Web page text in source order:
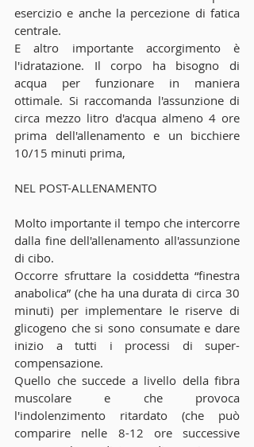
esercizio e anche la percezione di fatica
centrale.
E altro importante accorgimento è
l'idratazione. Il corpo ha bisogno di
acqua per funzionare in maniera
ottimale. Si raccomanda l'assunzione di
circa mezzo litro d'acqua almeno 4 ore
prima dell'allenamento e un bicchiere
10/15 minuti prima,
NEL POST-ALLENAMENTO
Molto importante il tempo che intercorre
dalla fine dell'allenamento all'assunzione
di cibo.
Occorre sfruttare la cosiddetta “finestra
anabolica” (che ha una durata di circa 30
minuti) per implementare le riserve di
glicogeno che si sono consumate e dare
inizio a tutti i processi di super-
compensazione.
Quello che succede a livello della fibra
muscolare e che provoca
l'indolenzimento ritardato (che può
comparire nelle 8-12 ore successive